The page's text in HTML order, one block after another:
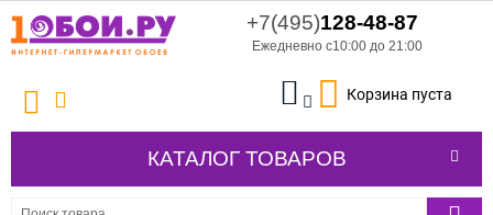
+7(495)128-48-87
Ежедневно с10:00 до 21:00
Корзина пуста
КАТАЛОГ ТОВАРОВ